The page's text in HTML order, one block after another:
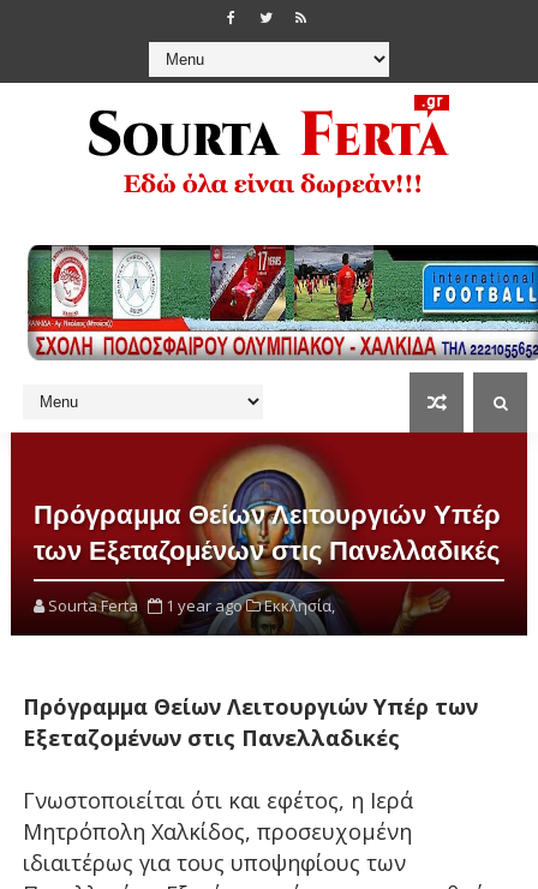
Πρόγραμμα Θείων Λειτουργιών Υπέρ
των Εξεταζομένων στις Πανελλαδικές
Sourta Ferta 1 year ago Εκκλησία,
Πρόγραμμα Θείων Λειτουργιών Υπέρ των
Εξεταζομένων στις Πανελλαδικές
Γνωστοποιείται ότι και εφέτος, η Ιερά
Μητρόπολη Χαλκίδος, προσευχομένη
ιδιαιτέρως για τους υποψηφίους των